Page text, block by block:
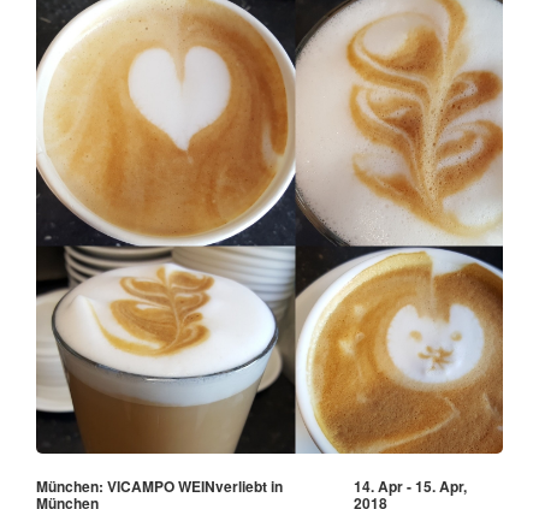
München: VICAMPO WEINverliebt in
München
14. Apr - 15. Apr,
2018